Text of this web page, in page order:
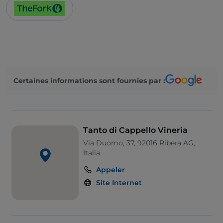
Certaines informations sont fournies par :
Tanto di Cappello Vineria
Via Duomo, 37, 92016 Ribera AG,
Italia
Appeler
Site Internet